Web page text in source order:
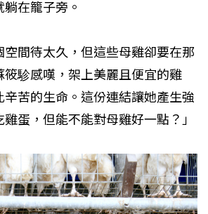
在籠子旁。
空間待太久，但這些母雞卻要在那
筱駗感嘆，架上美麗且便宜的雞
辛苦的生命。這份連結讓她產生強
蛋，但能不能對母雞好一點？」